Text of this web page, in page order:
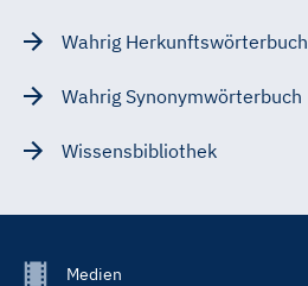
Wahrig Herkunftswörterbuch
Wahrig Synonymwörterbuch
Wissensbibliothek
FooterMedien